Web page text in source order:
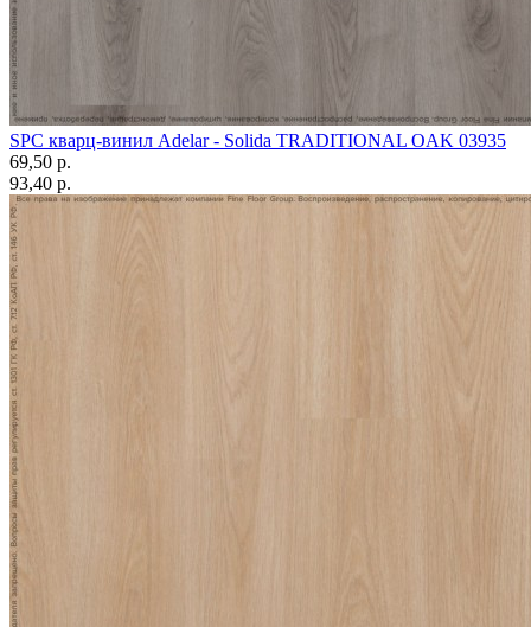
SPC кварц-винил Adelar - Solida TRADITIONAL OAK 03935
69,50 p.
93,40 p.